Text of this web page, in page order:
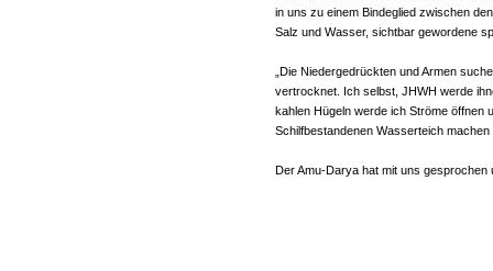
in uns zu einem Bindeglied zwischen
Salz und Wasser, sichtbar gewordene
„Die Niedergedrückten und Armen
vertrocknet. Ich selbst, JHWH werde
kahlen Hügeln werde ich Ströme öffnen
Schilfbestandenen Wasserteich
Der Amu-Darya hat mit uns gesprochen